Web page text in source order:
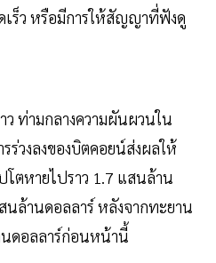
เร็ว หรือมีการให้สัญญาที่ฟังดู
ว ท่ามกลางความผันผวนใน
ร่วงลงของบิตคอยน์ส่งผลให้
โตหายไปราว 1.7 แสนล้าน
นล้านดอลลาร์ หลังจากทะยาน
ดอลลาร์ก่อนหน้านี้